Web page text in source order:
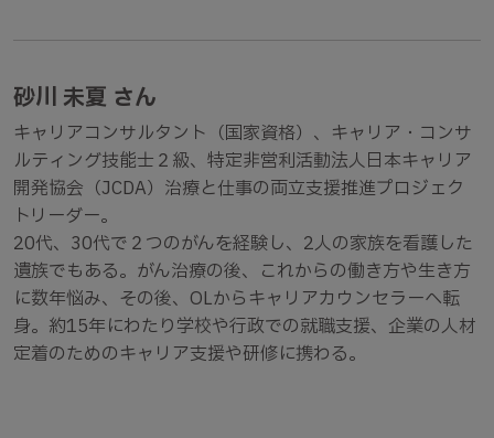
砂川 未夏 さん
キャリアコンサルタント（国家資格）、キャリア・コンサ
ルティング技能士２級、特定非営利活動法人日本キャリア
開発協会（JCDA）治療と仕事の両立支援推進プロジェク
トリーダー。
20代、30代で２つのがんを経験し、2人の家族を看護した
遺族でもある。がん治療の後、これからの働き方や生き方
に数年悩み、その後、OLからキャリアカウンセラーへ転
身。約15年にわたり学校や行政での就職支援、企業の人材
定着のためのキャリア支援や研修に携わる。